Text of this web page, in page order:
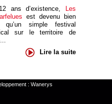
ans d’existence, Les
est devenu bien
qu’un simple festival
sur le territoire de
Lire la suite
: Wanerys